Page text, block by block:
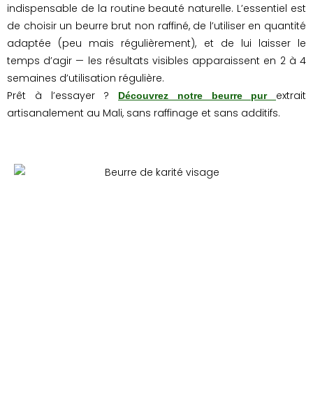
indispensable de la routine beauté naturelle. L’essentiel est
de choisir un beurre brut non raffiné, de l’utiliser en quantité
adaptée (peu mais régulièrement), et de lui laisser le
temps d’agir — les résultats visibles apparaissent en 2 à 4
semaines d’utilisation régulière.
Prêt à l’essayer ?
Découvrez notre beurre pur extrait
artisanalement au Mali, sans raffinage et sans additifs.